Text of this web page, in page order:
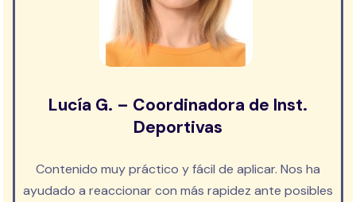
Lucía G. – Coordinadora de Inst.
Deportivas
Contenido muy práctico y fácil de aplicar. Nos ha
ayudado a reaccionar con más rapidez ante posibles